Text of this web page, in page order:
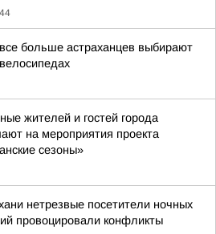
больше астраханцев выбирают
жителей и гостей города
на мероприятия проекта
сезоны»
нетрезвые посетители ночных
провоцировали конфликты